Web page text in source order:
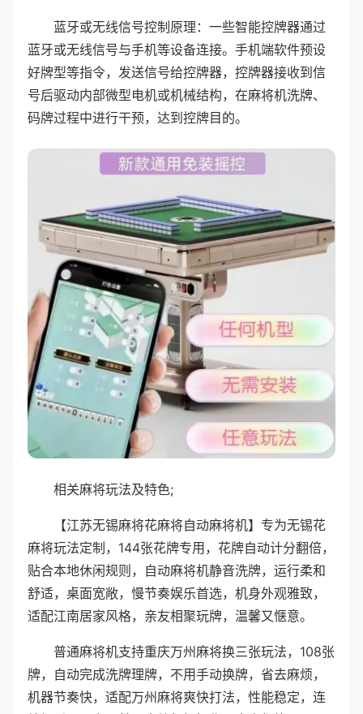
蓝牙或无线信号控制原理：一些智能控牌器通过
蓝牙或无线信号与手机等设备连接。手机端软件预设
好牌型等指令，发送信号给控牌器，控牌器接收到信
号后驱动内部微型电机或机械结构，在麻将机洗牌、
码牌过程中进行干预，达到控牌目的。
相关麻将玩法及特色;
【江苏无锡麻将花麻将自动麻将机】专为无锡花
麻将玩法定制，144张花牌专用，花牌自动计分翻倍，
贴合本地休闲规则，自动麻将机静音洗牌，运行柔和
舒适，桌面宽敞，慢节奏娱乐首选，机身外观雅致，
适配江南居家风格，亲友相聚玩牌，温馨又惬意。
普通麻将机支持重庆万州麻将换三张玩法，108张
牌，自动完成洗牌理牌，不用手动换牌，省去麻烦，
机器节奏快，适配万州麻将爽快打法，性能稳定，连